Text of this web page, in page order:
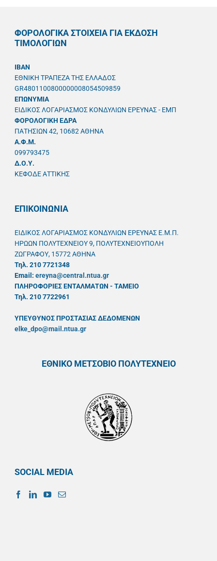
ΦΟΡΟΛΟΓΙΚΑ ΣΤΟΙΧΕΙΑ ΓΙΑ ΕΚΔΟΣΗ
ΤΙΜΟΛΟΓΙΩΝ
IBAN
ΕΘΝΙΚΗ ΤΡΑΠΕΖΑ ΤΗΣ ΕΛΛΑΔΟΣ
GR4801100800000008054509859
ΕΠΩΝΥΜΙΑ
ΕΙΔΙΚΟΣ ΛΟΓΑΡΙΑΣΜΟΣ ΚΟΝΔΥΛΙΩΝ ΕΡΕΥΝΑΣ - ΕΜΠ
ΦΟΡΟΛΟΓΙΚΗ ΕΔΡΑ
ΠΑΤΗΣΙΩΝ 42, 10682 ΑΘΗΝΑ
A.Φ.Μ.
099793475
Δ.Ο.Υ.
ΚΕΦΟΔΕ ΑΤΤΙΚΗΣ
ΕΠΙΚΟΙΝΩΝΙΑ
ΕΙΔΙΚΟΣ ΛΟΓΑΡΙΑΣΜΟΣ ΚΟΝΔΥΛΙΩΝ ΕΡΕΥΝΑΣ Ε.Μ.Π.
ΗΡΩΩΝ ΠΟΛΥΤΕΧΝΕΙΟΥ 9, ΠΟΛΥΤΕΧΝΕΙΟΥΠΟΛΗ
ΖΩΓΡΑΦΟΥ, 15772 ΑΘΗΝΑ
Τηλ. 210 7721348
Email: ereyna@central.ntua.gr
ΠΛΗΡΟΦΟΡΙΕΣ ΕΝΤΑΛΜΑΤΩΝ - ΤΑΜΕΙΟ
Τηλ. 210 7722961
ΥΠΕΥΘYΝΟΣ ΠΡΟΣΤΑΣΙΑΣ ΔΕΔΟΜΕΝΩΝ
elke_dpo@mail.ntua.gr
ΕΘΝΙΚΟ ΜΕΤΣΟΒΙΟ ΠΟΛΥΤΕΧΝΕΙΟ
SOCIAL MEDIA